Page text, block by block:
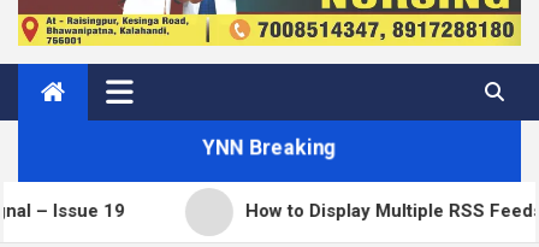
YNN Breaking
19 How to Display Multiple RSS Feeds on One